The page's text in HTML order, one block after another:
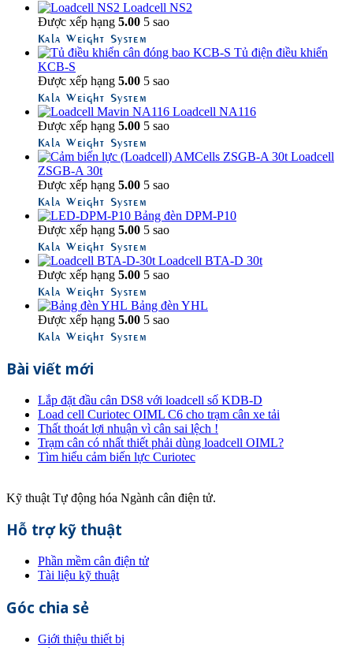
Loadcell NS2
Được xếp hạng 5.00 5 sao
Kala Weight System
Tủ điện điều khiển
KCB-S
Được xếp hạng 5.00 5 sao
Kala Weight System
Loadcell NA116
Được xếp hạng 5.00 5 sao
Kala Weight System
Loadcell
ZSGB-A 30t
Được xếp hạng 5.00 5 sao
Kala Weight System
Bảng đèn DPM-P10
Được xếp hạng 5.00 5 sao
Kala Weight System
Loadcell BTA-D 30t
Được xếp hạng 5.00 5 sao
Kala Weight System
Bảng đèn YHL
Được xếp hạng 5.00 5 sao
Kala Weight System
Bài viết mới
Lắp đặt đầu cân DS8 với loadcell số KDB-D
Load cell Curiotec OIML C6 cho trạm cân xe tải
Thất thoát lợi nhuận vì cân sai lệch !
Trạm cân có nhất thiết phải dùng loadcell OIML?
Tìm hiểu cảm biến lực Curiotec
Kỹ thuật Tự động hóa Ngành cân điện tử.
Hỗ trợ kỹ thuật
Phần mềm cân điện tử
Tài liệu kỹ thuật
Góc chia sẻ
Giới thiệu thiết bị